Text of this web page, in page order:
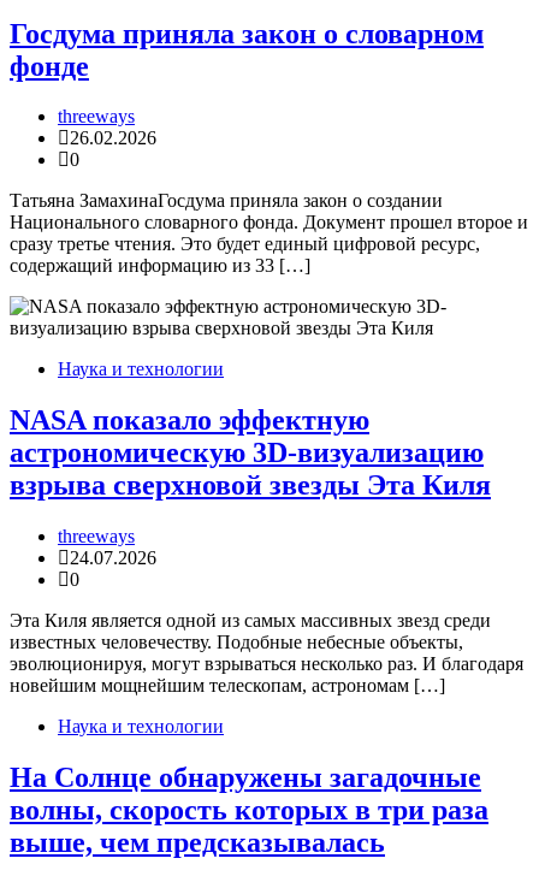
Госдума приняла закон о словарном
фонде
threeways
26.02.2026
0
Татьяна ЗамахинаГосдума приняла закон о создании
Национального словарного фонда. Документ прошел второе и
сразу третье чтения. Это будет единый цифровой ресурс,
содержащий информацию из 33 […]
Наука и технологии
NASA показало эффектную
астрономическую 3D-визуализацию
взрыва сверхновой звезды Эта Киля
threeways
24.07.2026
0
Эта Киля является одной из самых массивных звезд среди
известных человечеству. Подобные небесные объекты,
эволюционируя, могут взрываться несколько раз. И благодаря
новейшим мощнейшим телескопам, астрономам […]
Наука и технологии
На Солнце обнаружены загадочные
волны, скорость которых в три раза
выше, чем предсказывалась